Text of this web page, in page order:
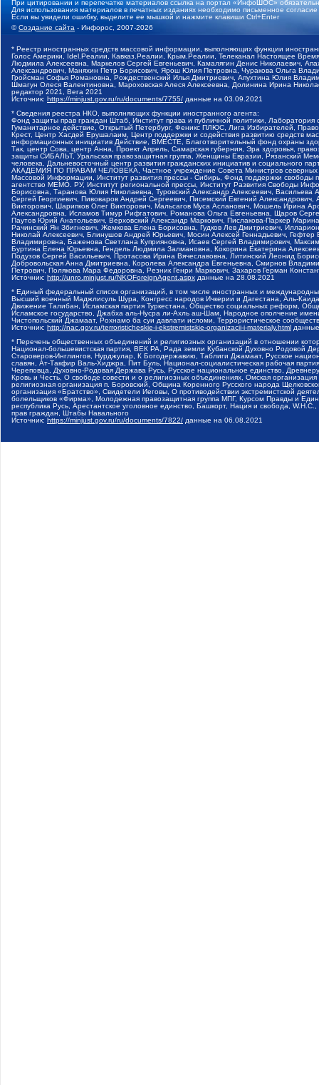
При цитировании и перепечатке материалов ссылка на портал «ИнфоШОС»
Для использования материалов в печатных изданиях необходимо письменное
Если вы увидели ошибку, выделите ее мышкой и нажмите клавиши Ctrl+Enter
©Создание сайта - Инфорос, 2007-2026
* Реестр иностранных средств массовой информации, выполняющих функции
Голос Америки, Idel.Реалии, Кавказ.Реалии, Крым.Реалии, Телеканал Настоящее
Людмила Алексеевна, Маркелов Сергей Евгеньевич, Камалягин Денис Николаевич,
Александрович, Маняхин Петр Борисович, Ярош Юлия Петровна, Чуракова Ольга
Гройсман Софья Романовна, Рождественский Илья Дмитриевич, Апухтина Юлия
Шмагун Олеся Валентиновна, Мароховская Алеся Алексеевна, Долинина Ирина
редактор 2021, Вега 2021
Источник: https://minjust.gov.ru/ru/documents/7755/ данные на 03.09.2021
* Сведения реестра НКО, выполняющих функции иностранного агента:
Фонд защиты прав граждан Штаб, Институт права и публичной политики,
Гуманитарное действие, Открытый Петербург, Феникс ПЛЮС, Лига Избирателей,
Крест, Центр Хасдей Ерушалаим, Центр поддержки и содействия развитию средств
информационных инициатив Действие, ВМЕСТЕ, Благотворительный фонд охраны
Так, центр Сова, центр Анна, Проект Апрель, Самарская губерния, Эра здоровья,
защиты СИБАЛЬТ, Уральская правозащитная группа, Женщины Евразии, Рязанский
человека, Дальневосточный центр развития гражданских инициатив и социального
АКАДЕМИЯ ПО ПРАВАМ ЧЕЛОВЕКА, Частное учреждение Совета Министров северных
Массовой Информации, Институт развития прессы - Сибирь, Фонд поддержки
агентство МЕМО. РУ, Институт региональной прессы, Институт Развития Свободы
Борисовна, Таранова Юлия Николаевна, Туровский Александр Алексеевич,
Сергей Георгиевич, Пивоваров Андрей Сергеевич, Писемский Евгений
Викторович, Шарипков Олег Викторович, Мальсагов Муса Асланович, Мошель Ирина
Александровна, Исламов Тимур Рифгатович, Романова Ольга Евгеньевна, Щаров
Паутов Юрий Анатольевич, Верховский Александр Маркович, Пислакова-Паркер
Рачинский Ян Збигневич, Жемкова Елена Борисовна, Гудков Лев Дмитриевич,
Николай Алексеевич, Блинушов Андрей Юрьевич, Мосин Алексей Геннадьевич,
Владимировна, Баженова Светлана Куприяновна, Исаев Сергей Владимирович,
Буртина Елена Юрьевна, Гендель Людмила Залмановна, Кокорина Екатерина
Подузов Сергей Васильевич, Протасова Ирина Вячеславовна, Литинский Леонид
Добровольская Анна Дмитриевна, Королева Александра Евгеньевна, Смирнов
Петрович, Полякова Мара Федоровна, Резник Генри Маркович, Захаров Герман
Источник: http://unro.minjust.ru/NKOForeignAgent.aspx данные на 28.08.2021
* Единый федеральный список организаций, в том числе иностранных и
Высший военный Маджлисуль Шура, Конгресс народов Ичкерии и Дагестана, Аль-
Движение Талибан, Исламская партия Туркестана, Общество социальных реформ,
Исламское государство, Джабха аль-Нусра ли-Ахль аш-Шам, Народное ополчение
Чистопольский Джамаат, Рохнамо ба суи давлати исломи, Террористическое
Источник: http://nac.gov.ru/terroristicheskie-i-ekstremistskie-organizacii-i-materialy.html
* Перечень общественных объединений и религиозных организаций в отношении
Национал-большевистская партия, ВЕК РА, Рада земли Кубанской Духовно Родовой
Староверов-Инглингов, Нурджулар, К Богодержавию, Таблиги Джамаат, Русское
славян, Ат-Такфир Валь-Хиджра, Пит Буль, Национал-социалистическая рабочая
Череповца, Духовно-Родовая Держава Русь, Русское национальное единство,
Кровь и Честь, О свободе совести и о религиозных объединениях, Омская
религиозная организация п. Боровский, Община Коренного Русского народа
организация «Братство», Свидетели Иеговы, О противодействии экстремистской
болельщиков «Фирма», Молодежная правозащитная группа МПГ, Курсом Правды и
республика Русь, Арестантское уголовное единство, Башкорт, Нация и свобода,
прав граждан, Штабы Навального
Источник: https://minjust.gov.ru/ru/documents/7822/ данные на 06.08.2021